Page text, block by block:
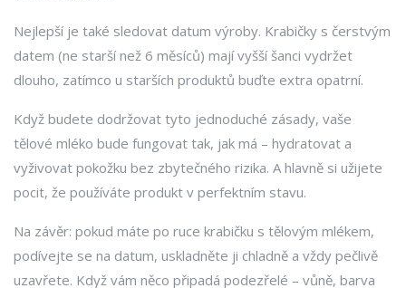
Nejlepší je také sledovat datum výroby. Krabičky s čerstvým
datem (ne starší než 6 měsíců) mají vyšší šanci vydržet
dlouho, zatímco u starších produktů buďte extra opatrní.
Když budete dodržovat tyto jednoduché zásady, vaše
tělové mléko bude fungovat tak, jak má – hydratovat a
vyživovat pokožku bez zbytečného rizika. A hlavně si užijete
pocit, že používáte produkt v perfektním stavu.
Na závěr: pokud máte po ruce krabičku s tělovým mlékem,
podívejte se na datum, uskladněte ji chladně a vždy pečlivě
uzavřete. Když vám něco připadá podezřelé – vůně, barva